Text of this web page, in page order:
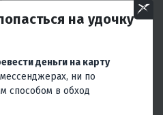
на удочку
деньги на карту
ни по
способом в обход